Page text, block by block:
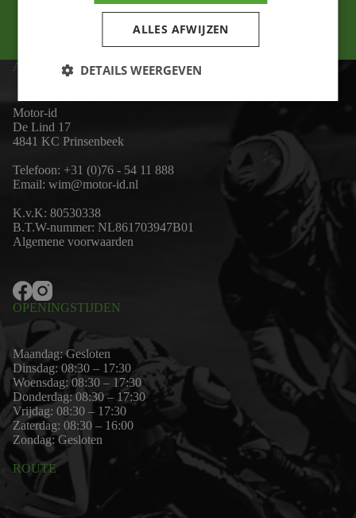
ADRES
Motor-id
De Lind 17
4841 KC Prinsenbeek
Telefoon: +31 (0)76 - 54 11 888
Email: wim@motor-id.nl
K.v.K: 80530338
B.T.W-nummer: NL861703947B01
Algemene voorwaarden
OPENINGSTIJDEN
Maandag: Gesloten
Dinsdag: 08:30 – 17:30
Woensdag: 08:30 – 17:30
Donderdag: 08:30 – 17:30
Vrijdag: 08:30 – 17:30
Zaterdag: 08:30 – 16:00
Zondag: Gesloten
ROUTE
ALLES AFWIJZEN
DETAILS WEERGEVEN